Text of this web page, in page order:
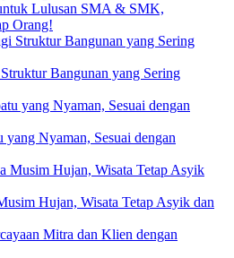
Lulusan SMA & SMK,
Orang!
Bangunan yang Sering
Nyaman, Sesuai dengan
Hujan, Wisata Tetap Asyik dan